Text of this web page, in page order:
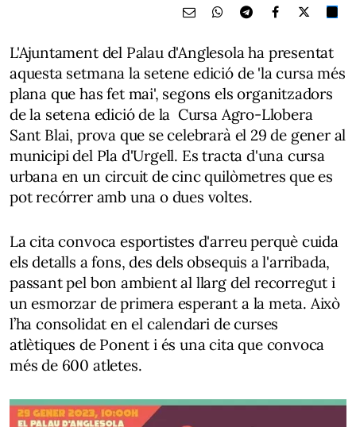
L'Ajuntament del Palau d'Anglesola ha presentat
aquesta setmana la setene edició de 'la cursa més
plana que has fet mai', segons els organitzadors
de la setena edició de la Cursa Agro-Llobera
Sant Blai, prova que se celebrarà el 29 de gener al
municipi del Pla d'Urgell. Es tracta d'una cursa
urbana en un circuit de cinc quilòmetres que es
pot recórrer amb una o dues voltes.
La cita convoca esportistes d'arreu perquè cuida
els detalls a fons, des dels obsequis a l'arribada,
passant pel bon ambient al llarg del recorregut i
un esmorzar de primera esperant a la meta. Això
l’ha consolidat en el calendari de curses
atlètiques de Ponent i és una cita que convoca
més de 600 atletes.